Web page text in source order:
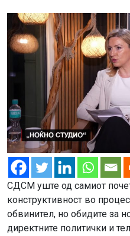
СДСМ уште од самиот
конструктивност во
обвинител, но обидите за
директните политички и